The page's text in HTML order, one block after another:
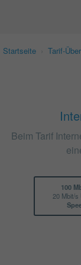
Startseite Tarif-
Beim Tarif
100
20 Mbit/s